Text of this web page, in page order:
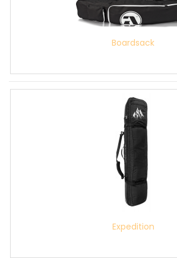
Boardsack
Expedition